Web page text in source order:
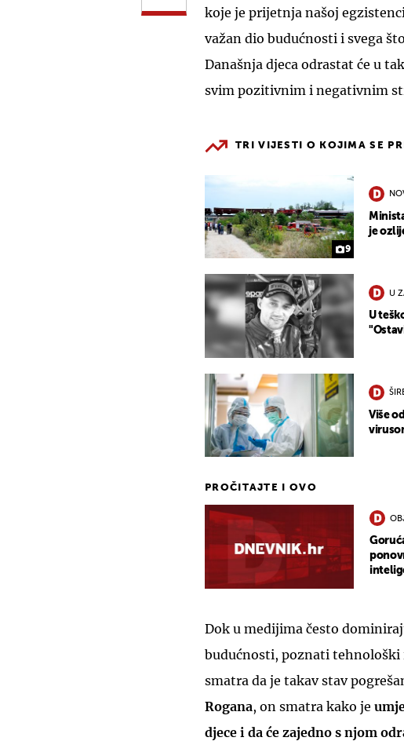
koje je prijetnja našoj
važan dio budućnosti i svega
Današnja djeca odrastat će u
svim pozitivnim i negativnim
TRI VIJESTI O KOJIMA SE
9
je
U
U
Više
PROČITAJTE I OVO
Dok u medijima često
budućnosti, poznati
smatra da je takav stav
Rogana, on smatra kako je
djece i da će zajedno s njom